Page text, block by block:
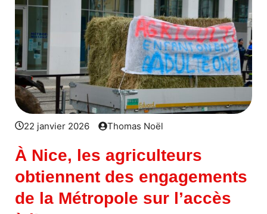
22 janvier 2026 Thomas Noël
À Nice, les agriculteurs
obtiennent des engagements
de la Métropole sur l’accès